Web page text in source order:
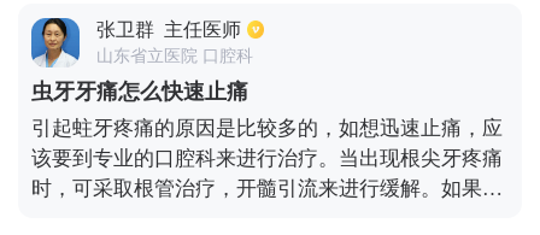
环，并且牙髓腔的空间产生局限，因此导致患者牙部
出现剧烈的疼痛感，针对这种情况一般的止痛药物疗
效不会很明显。如果不及时治疗会导致后期发展成牙
髓坏疽或者根尖周炎，从而引起严重的感染，对于这
种情况在治疗上可以通过开髓引流、药物止痛的方法
来进行治疗。如果通过检查确诊后可以通过牙髓治
疗，开髓引流，对牙髓进行彻底摘除，然后进行消炎
张卫群 主任医师
山东省立医院 口腔科
虫牙牙痛怎么快速止痛
引起蛀牙疼痛的原因是比较多的，如想迅速止痛，应
该要到专业的口腔科来进行治疗。当出现根尖牙疼痛
时，可采取根管治疗，开髓引流来进行缓解。如果是